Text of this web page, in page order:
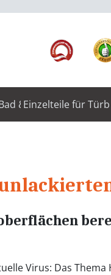
& WC
Einzelteile für
Virus: Das